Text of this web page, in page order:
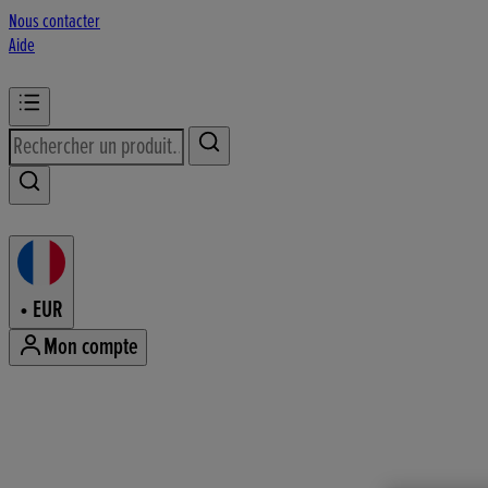
Nous contacter
Aide
• EUR
Mon compte